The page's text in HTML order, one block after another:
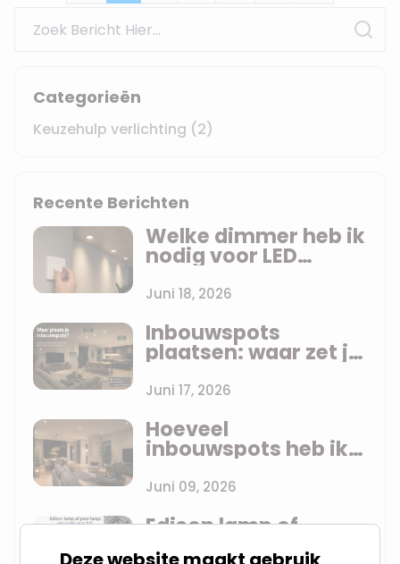
Categorieën
Keuzehulp verlichting (2)
Recente Berichten
Welke dimmer heb ik
nodig voor LED
inbouwspots? Uitleg
zonder jargon
Juni 18, 2026
Inbouwspots
plaatsen: waar zet je
ze? De praktijkregels
per ruimte
Juni 17, 2026
Hoeveel
inbouwspots heb ik
nodig? De vuistregel
die anderen je niet
Juni 09, 2026
Edison lamp of
peertje: wat is het